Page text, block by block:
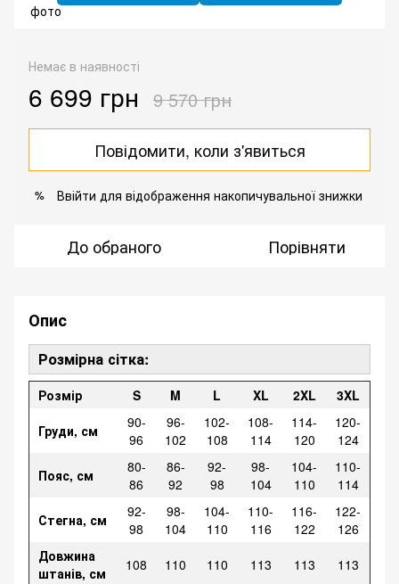
Немає в наявності
6 699 грн 9 570 грн
Повідомити, коли з'явиться
% Ввійти для відображення накопичувальної знижки
До обраного Порівняти
Опис
Розмірна сітка:
Розмір S M L XL 2XL
3XL
Груди, см
90-
96
96-
102
102-
108
108-
114
114-
120
120-
124
Пояс, см
80-
86
86-
92
92-
98
98-
104
104-
110
110-
114
Стегна, см
92-
98
98-
104
104-
110
110-
116
116-
122
122-
126
Довжина
штанів, см
108 110 110 113 113 113